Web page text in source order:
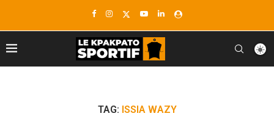
TAG: ISSIA WAZY